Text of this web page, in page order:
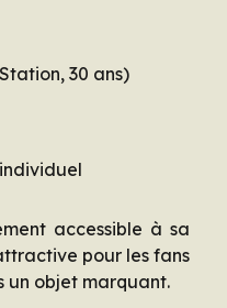
30 ans)
accessible à sa
pour les fans
un objet marquant.